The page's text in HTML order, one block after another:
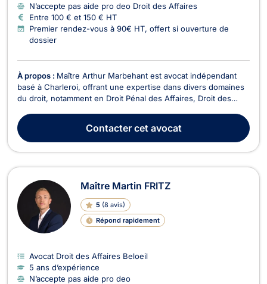
N’accepte pas aide pro deo Droit des Affaires
Entre 100 € et 150 € HT
Premier rendez-vous à 90€ HT, offert si ouverture de
dossier
À propos : Maître Arthur Marbehant est avocat indépendant
basé à Charleroi, offrant une expertise dans divers domaines
du droit, notamment en Droit Pénal des Affaires, Droit des
Permis de conduire, Droit Civil, Droit des Affaires, Droit des
Associations et des Fondations, Droit É...
Contactercet avocat
Maître Martin FRITZ
5 (8 avis)
Répond rapidement
Avocat Droit des Affaires Beloeil
5 ans d’expérience
N’accepte pas aide pro deo